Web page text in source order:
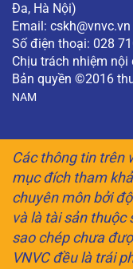
Đa, Hà Nội)
Email: cskh@vnvc.vn
Số điện thoại: 028
Chịu trách nhiệm nội
Bản quyền ©2016
NAM
Các thông tin trên
mục đích tham
chuyên môn bởi
và là tài sản thuộc
sao chép chưa
VNVC đều là trái